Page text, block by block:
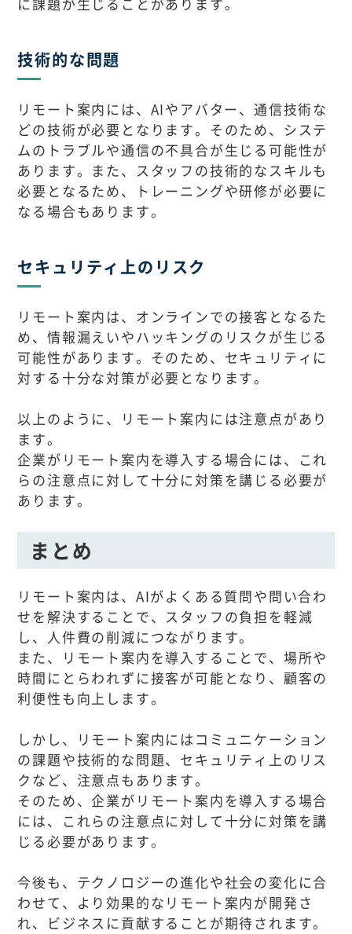
技術的な問題
リモート案内には、AIやアバター、通信技術な
どの技術が必要となります。そのため、システ
ムのトラブルや通信の不具合が生じる可能性が
あります。また、スタッフの技術的なスキルも
必要となるため、トレーニングや研修が必要に
なる場合もあります。
セキュリティ上のリスク
リモート案内は、オンラインでの接客となるた
め、情報漏えいやハッキングのリスクが生じる
可能性があります。そのため、セキュリティに
対する十分な対策が必要となります。
以上のように、リモート案内には注意点があり
ます。
企業がリモート案内を導入する場合には、これ
らの注意点に対して十分に対策を講じる必要が
あります。
まとめ
リモート案内は、AIがよくある質問や問い合わ
せを解決することで、スタッフの負担を軽減
し、人件費の削減につながります。
また、リモート案内を導入することで、場所や
時間にとらわれずに接客が可能となり、顧客の
利便性も向上します。
しかし、リモート案内にはコミュニケーション
の課題や技術的な問題、セキュリティ上のリス
クなど、注意点もあります。
そのため、企業がリモート案内を導入する場合
には、これらの注意点に対して十分に対策を講
じる必要があります。
今後も、テクノロジーの進化や社会の変化に合
わせて、より効果的なリモート案内が開発さ
れ、ビジネスに貢献することが期待されます。